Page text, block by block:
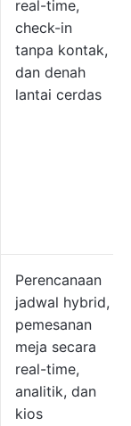
real-time,
check-in
tanpa kontak,
dan denah
lantai cerdas
Perencanaan
jadwal hybrid,
pemesanan
meja secara
real-time,
analitik, dan
kios